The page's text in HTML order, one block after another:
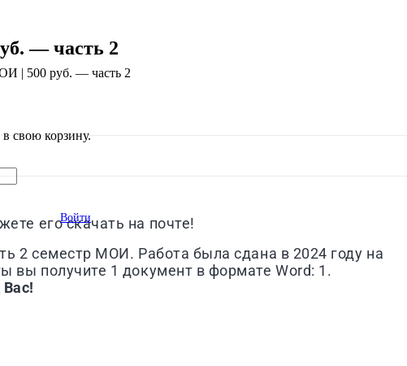
в свою корзину.
Войти
— часть 2
| 500 руб. — часть 2
его скачать на почте!
2 семестр МОИ. Работа была сдана в 2024 году на
вы получите 1 документ в формате Word: 1.